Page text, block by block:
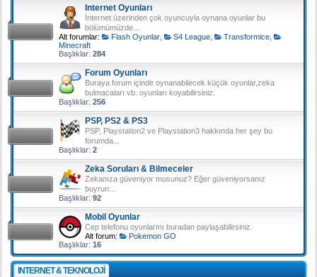
Internet Oyunları
İnternet üzerinden çok oyuncuyla oynana oyunlar bu
bölümümüzde...
Alt forumlar:
Flash Oyunlar, S4 League, Transformice,
Minecraft
Başlıklar: 284
Forum Oyunları
Buraya forum içinde oynanabilecek küçük oyunlar,zeka
bulmacaları vb. oyunları koyabilirsiniz.
Başlıklar: 256
PSP, PS2 & PS3
PSP, Playstation2 ve Playstation3 hakkında her şey bu
forumda...
Başlıklar: 2
Zeka Soruları & Bilmeceler
Zekanıza güveniyor musunuz? Eğer güveniyorsanız
buyrun...
Başlıklar: 92
Mobil Oyunlar
Cep telefonu oyunlarını buradan paylaşabilirsiniz.
Alt forum:
Pokemon GO
Başlıklar: 16
INTERNET & TEKNOLOJI